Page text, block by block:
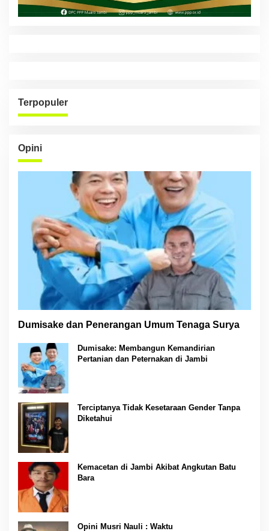
Terpopuler
Opini
Dumisake dan Penerangan Umum Tenaga Surya
Dumisake: Membangun Kemandirian
Pertanian dan Peternakan di Jambi
Terciptanya Tidak Kesetaraan Gender Tanpa
Diketahui
Kemacetan di Jambi Akibat Angkutan Batu
Bara
Opini Musri Nauli : Waktu